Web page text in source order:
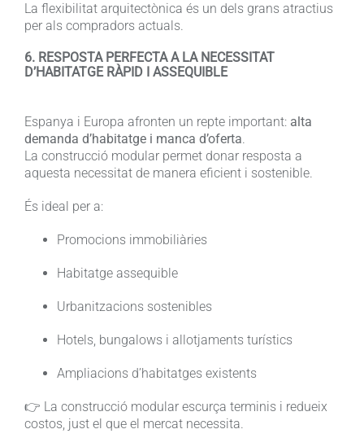
La flexibilitat arquitectònica és un dels grans atractius
per als compradors actuals.
6. RESPOSTA PERFECTA A LA NECESSITAT
D’HABITATGE RÀPID I ASSEQUIBLE
Espanya i Europa afronten un repte important: alta
demanda d’habitatge i manca d’oferta.
La construcció modular permet donar resposta a
aquesta necessitat de manera eficient i sostenible.
És ideal per a:
Promocions immobiliàries
Habitatge assequible
Urbanitzacions sostenibles
Hotels, bungalows i allotjaments turístics
Ampliacions d’habitatges existents
👉 La construcció modular escurça terminis i redueix
costos, just el que el mercat necessita.